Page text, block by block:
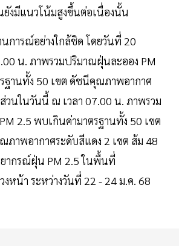
งมีแนวโน้มสูงขึ้นต่อเนื่องนั้น
การณ์อย่างใกล้ชิด โดยวันที่ 20
น. ภาพรวมปริมาณฝุ่นละออง PM
ฐานทั้ง 50 เขต ดัชนีคุณภาพอากาศ
วนในวันนี้ ณ เวลา 07.00 น. ภาพรวม
2.5 พบเกินค่ามาตรฐานทั้ง 50 เขต
าพอากาศระดับสีแดง 2 เขต ส้ม 48
ากรณ์ฝุ่น PM 2.5 ในพื้นที่
หน้า ระหว่างวันที่ 22 - 24 ม.ค. 68